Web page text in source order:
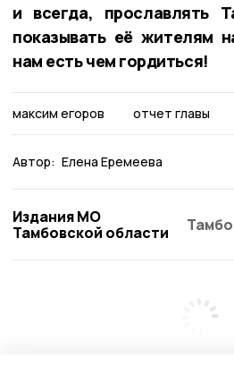
и всегда, прославлять
показывать её жителям
нам есть чем гордиться!
максим егоров отчет главы
Автор: Елена Еремеева
Издания МО
Тамбовской области